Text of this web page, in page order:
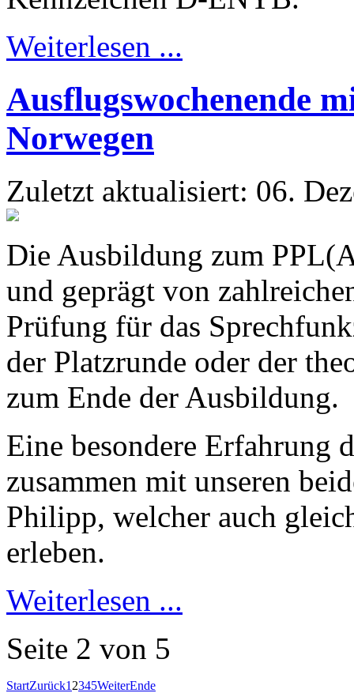
Weiterlesen ...
Ausflugswochenende
Norwegen
Zuletzt aktualisiert: 06.
Die Ausbildung zum
und geprägt von
Prüfung für das
der Platzrunde oder der
zum Ende der Ausbildung.
Eine besondere Erfahrung
zusammen mit unseren
Philipp, welcher auch
erleben.
Weiterlesen ...
Seite 2 von 5
StartZurück1 2345WeiterEnde